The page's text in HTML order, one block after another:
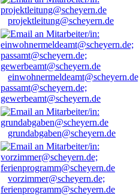
projektleitung@scheyern.de
passamt@scheyern.de;
gewerbeamt@scheyern.de
grundabgaben@scheyern.de
vorzimmer@scheyern.de;
ferienprogramm@scheyern.de